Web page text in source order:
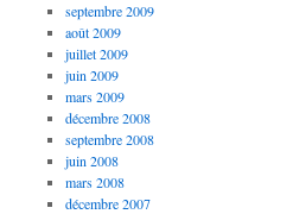
septembre 2009
août 2009
juillet 2009
juin 2009
mars 2009
décembre 2008
septembre 2008
juin 2008
mars 2008
décembre 2007